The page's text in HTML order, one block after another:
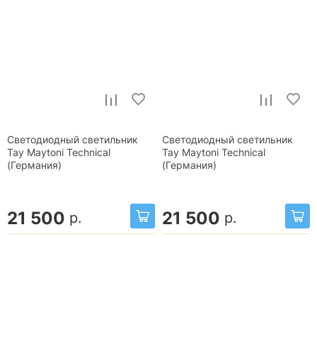
Светодиодный светильник
Тау Maytoni Technical
(Германия)
21 500 р.
Светодиодный светильник
Тау Maytoni Technical
(Германия)
21 500 р.